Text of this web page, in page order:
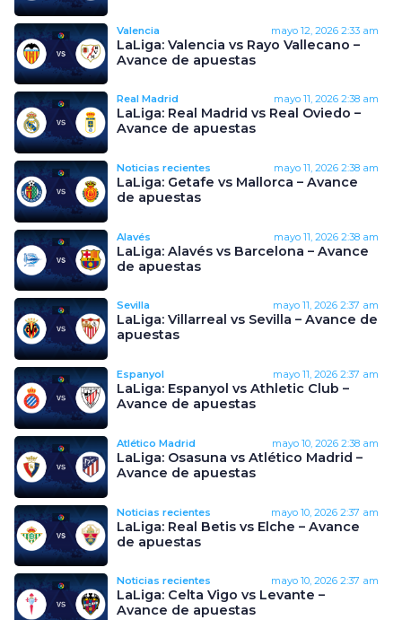
Valencia mayo 12, 2026 2:33 am
LaLiga: Valencia vs Rayo Vallecano –
Avance de apuestas
Real Madrid mayo 11, 2026 2:38 am
LaLiga: Real Madrid vs Real Oviedo –
Avance de apuestas
Noticias recientes mayo 11, 2026 2:38 am
LaLiga: Getafe vs Mallorca – Avance
de apuestas
Alavés mayo 11, 2026 2:38 am
LaLiga: Alavés vs Barcelona – Avance
de apuestas
Sevilla mayo 11, 2026 2:37 am
LaLiga: Villarreal vs Sevilla – Avance de
apuestas
Espanyol mayo 11, 2026 2:37 am
LaLiga: Espanyol vs Athletic Club –
Avance de apuestas
Atlético Madrid mayo 10, 2026 2:38 am
LaLiga: Osasuna vs Atlético Madrid –
Avance de apuestas
Noticias recientes mayo 10, 2026 2:37 am
LaLiga: Real Betis vs Elche – Avance
de apuestas
Noticias recientes mayo 10, 2026 2:37 am
LaLiga: Celta Vigo vs Levante –
Avance de apuestas